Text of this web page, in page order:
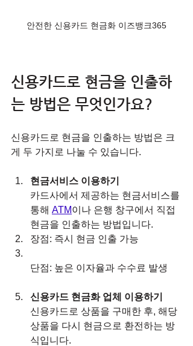
안전한 신용카드 현금화 이즈뱅크365
신용카드로 현금을 인출하
는 방법은 무엇인가요?
신용카드로 현금을 인출하는 방법은 크
게 두 가지로 나눌 수 있습니다.
현금서비스 이용하기
카드사에서 제공하는 현금서비스를
통해 ATM이나 은행 창구에서 직접
현금을 인출하는 방법입니다.
장점: 즉시 현금 인출 가능
단점: 높은 이자율과 수수료 발생
신용카드 현금화 업체 이용하기
신용카드로 상품을 구매한 후, 해당
상품을 다시 현금으로 환전하는 방
식입니다.